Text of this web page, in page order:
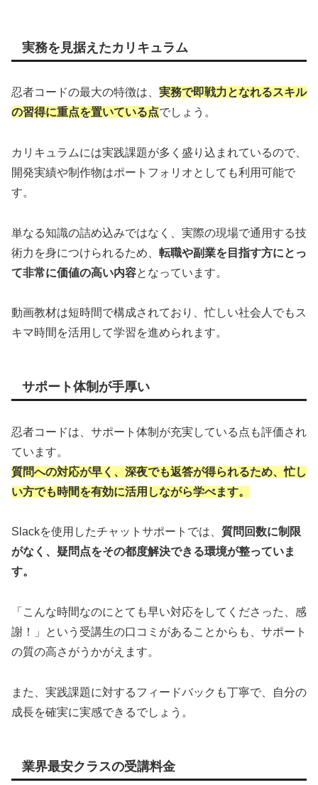
実務を見据えたカリキュラム
忍者コードの最大の特徴は、 実務で即戦力となれるスキル
の習得に重点を置いている点でしょう。
カリキュラムには実践課題が多く盛り込まれているので、
開発実績や制作物はポートフォリオとしても利用可能で
す。
単なる知識の詰め込みではなく、実際の現場で通用する技
術力を身につけられるため、 転職や副業を目指す方にとっ
て非常に価値の高い内容となっています。
動画教材は短時間で構成されており、忙しい社会人でもス
キマ時間を活用して学習を進められます。
サポート体制が手厚い
忍者コードは、サポート体制が充実している点も評価され
ています。
質問への対応が早く、深夜でも返答が得られるため、忙し
い方でも時間を有効に活用しながら学べます。
Slackを使用したチャットサポートでは、 質問回数に制限
がなく、疑問点をその都度解決できる環境が整っていま
す。
「こんな時間なのにとても早い対応をしてくださった、感
謝！」という受講生の口コミがあることからも、サポート
の質の高さがうかがえます。
また、実践課題に対するフィードバックも丁寧で、自分の
成長を確実に実感できるでしょう。
業界最安クラスの受講料金